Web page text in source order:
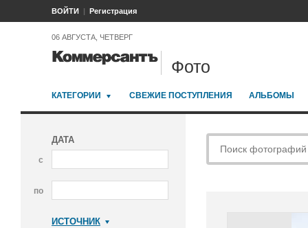
ВОЙТИ Регистрация
06 АВГУСТА, ЧЕТВЕРГ
Фото
КАТЕГОРИИ СВЕЖИЕ ПОСТУПЛЕНИЯ АЛЬБОМЫ
ДАТА
с
по
ИСТОЧНИК